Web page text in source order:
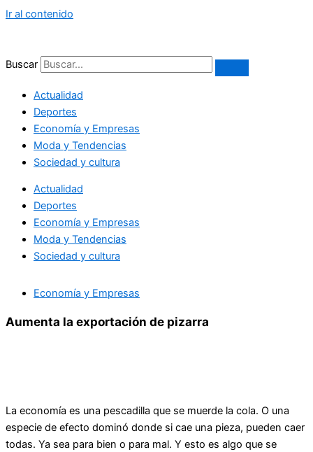
Ir al contenido
Buscar
Actualidad
Deportes
Economía y Empresas
Moda y Tendencias
Sociedad y cultura
Actualidad
Deportes
Economía y Empresas
Moda y Tendencias
Sociedad y cultura
Economía y Empresas
Aumenta la exportación de pizarra
La economía es una pescadilla que se muerde la cola. O una
especie de efecto dominó donde si cae una pieza, pueden caer
todas. Ya sea para bien o para mal. Y esto es algo que se